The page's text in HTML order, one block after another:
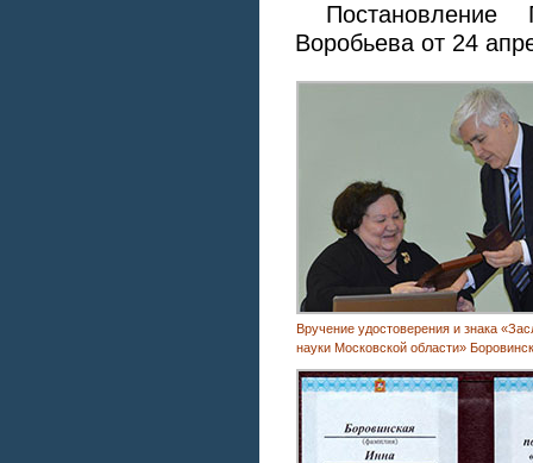
Воробьева от 24
Вручение удостоверения и знака
науки Московской области»